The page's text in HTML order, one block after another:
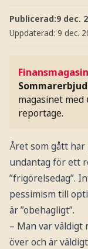
Publicerad:9 dec.
Uppdaterad: 9 dec.
magasinet
reportage.
Året som gått har
undantag för ett
”frigörelsedag”.
pessimism till
är ”obehagligt”.
– Man var
över och är